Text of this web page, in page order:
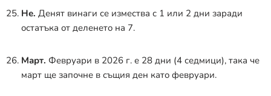
Не. Денят винаги се измества с 1 или 2 дни заради
остатъка от деленето на 7.
Март. Февруари в 2026 г. е 28 дни (4 седмици), така че
март ще започне в същия ден като февруари.